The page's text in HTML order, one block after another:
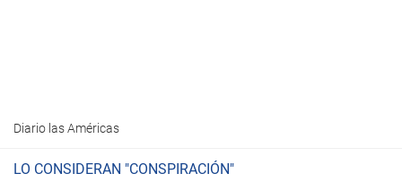
Diario las Américas
LO CONSIDERAN "CONSPIRACIÓN"